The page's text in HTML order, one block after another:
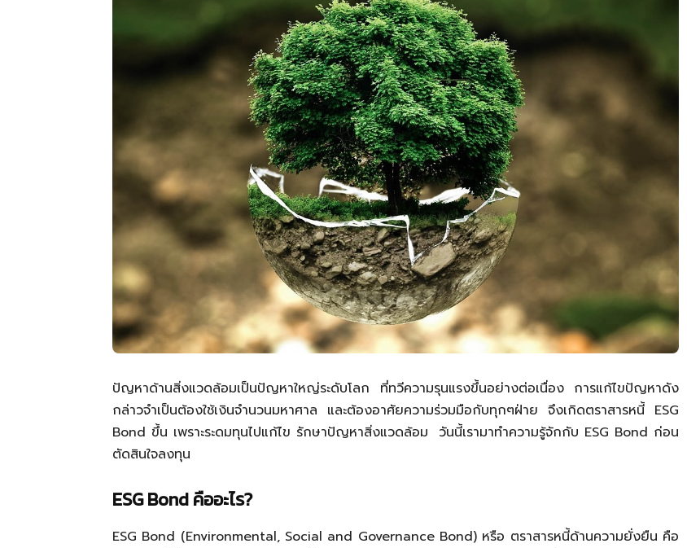
ปัญหาด้านสิ่งแวดล้อมเป็นปัญหาใหญ่ระดับโลก ที่ทวีความรุนแรงขึ้นอย่างต่อเนื่อง การแก้ไขปัญหาดัง
กล่าวจำเป็นต้องใช้เงินจำนวนมหาศาล และต้องอาศัยความร่วมมือกับทุกๆฝ่าย จึงเกิดตราสารหนี้ ESG
Bond ขึ้น เพราะระดมทุนไปแก้ไข รักษาปัญหาสิ่งแวดล้อม วันนี้เรามาทำความรู้จักกับ ESG Bond ก่อน
ตัดสินใจลงทุน
ESG Bondคืออะไร?
ESG Bond (Environmental, Social and Governance Bond) หรือ ตราสารหนี้ด้านความยั่งยืน คือ